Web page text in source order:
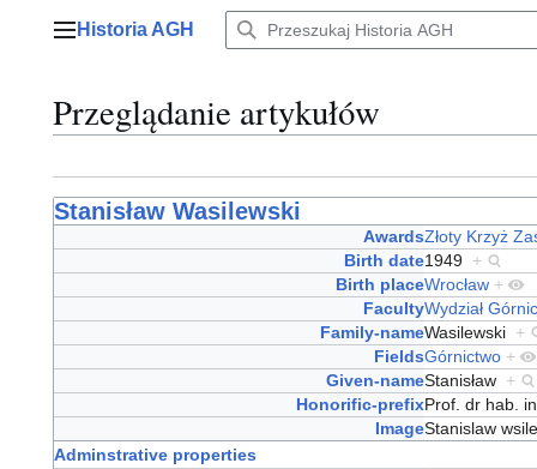
Menu główne
Historia AGH
Przeglądanie artykułów
Stanisław Wasilewski
AwardsZłoty Krzyż
Birth date1949 +
Birth placeWrocław +
FacultyWydział
Family-nameWasilewski +
FieldsGórnictwo +
Given-nameStanisław +
Honorific-prefixProf. dr hab.
ImageStanislaw
Adminstrative properties